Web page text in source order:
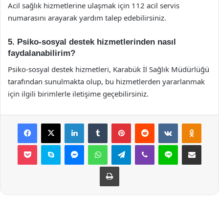
Acil sağlık hizmetlerine ulaşmak için 112 acil servis
numarasını arayarak yardım talep edebilirsiniz.
5. Psiko-sosyal destek hizmetlerinden nasıl
faydalanabilirim?
Psiko-sosyal destek hizmetleri, Karabük İl Sağlık Müdürlüğü
tarafından sunulmakta olup, bu hizmetlerden yararlanmak
için ilgili birimlerle iletişime geçebilirsiniz.
Facebook
X LinkedInTumblr PinterestReddit VKontakte
Pocket Skype MessengerWhatsAppTelegramViber Line E-Posta ile
Yazdır